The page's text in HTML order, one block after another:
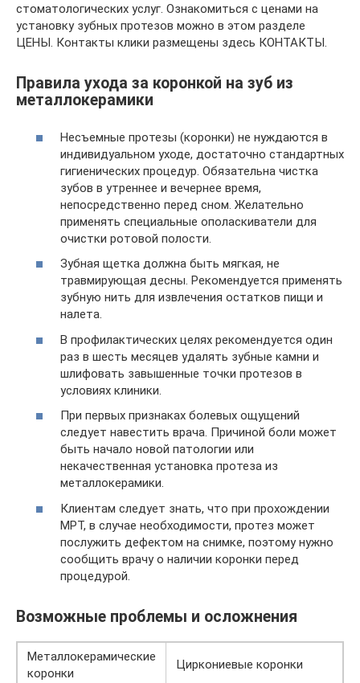
стоматологических услуг. Ознакомиться с ценами на
установку зубных протезов можно в этом разделе
ЦЕНЫ. Контакты клики размещены здесь КОНТАКТЫ.
Правила ухода за коронкой на зуб из
металлокерамики
Несъемные протезы (коронки) не нуждаются в
индивидуальном уходе, достаточно стандартных
гигиенических процедур. Обязательна чистка
зубов в утреннее и вечернее время,
непосредственно перед сном. Желательно
применять специальные ополаскиватели для
очистки ротовой полости.
Зубная щетка должна быть мягкая, не
травмирующая десны. Рекомендуется применять
зубную нить для извлечения остатков пищи и
налета.
В профилактических целях рекомендуется один
раз в шесть месяцев удалять зубные камни и
шлифовать завышенные точки протезов в
условиях клиники.
При первых признаках болевых ощущений
следует навестить врача. Причиной боли может
быть начало новой патологии или
некачественная установка протеза из
металлокерамики.
Клиентам следует знать, что при прохождении
МРТ, в случае необходимости, протез может
послужить дефектом на снимке, поэтому нужно
сообщить врачу о наличии коронки перед
процедурой.
Возможные проблемы и осложнения
Металлокерамические
коронки
Циркониевые коронки